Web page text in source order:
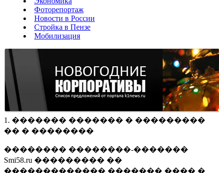
Фоторепортаж
Новости в России
Стройка в Пензе
Мобилизация
1. ������� ������� � ���������
�� � ��������
�������� ��������-�������
Smi58.ru ��������� ��
������������� ������� ���� �